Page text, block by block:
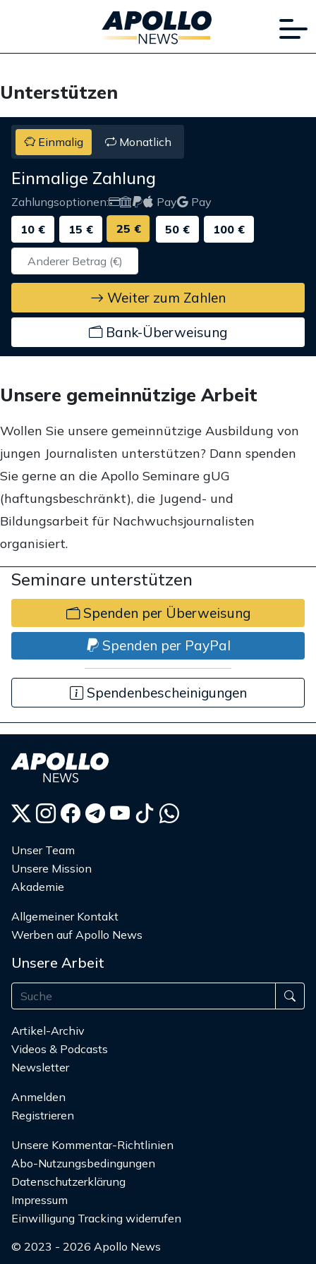
Unterstützen
Einmalig Monatlich
Einmalige Zahlung
Zahlungsoptionen: Pay
Pay
10 €
15 € 25 € 50 € 100 €
Weiter zum Zahlen
Bank-Überweisung
Unsere gemeinnützige Arbeit
Wollen Sie unsere gemeinnützige Ausbildung von
jungen Journalisten unterstützen? Dann spenden
Sie gerne an die Apollo Seminare gUG
(haftungsbeschränkt), die Jugend- und
Bildungsarbeit für Nachwuchsjournalisten
organisiert.
Seminare unterstützen
Spenden per Überweisung
Spenden per PayPal
Spendenbescheinigungen
Unser Team
Unsere Mission
Akademie
Allgemeiner Kontakt
Werben auf Apollo News
Unsere Arbeit
Artikel-Archiv
Videos & Podcasts
Newsletter
Anmelden
Registrieren
Unsere Kommentar-Richtlinien
Abo-Nutzungsbedingungen
Datenschutzerklärung
Impressum
Einwilligung Tracking widerrufen
© 2023 - 2026 Apollo News